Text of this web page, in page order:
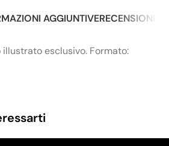
AGGIUNTIVERECENSIONI
esclusivo. Formato: